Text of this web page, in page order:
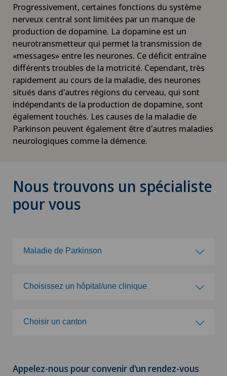
Progressivement, certaines fonctions du système
nerveux central sont limitées par un manque de
production de dopamine. La dopamine est un
neurotransmetteur qui permet la transmission de
«messages» entre les neurones. Ce déficit entraîne
différents troubles de la motricité. Cependant, très
rapidement au cours de la maladie, des neurones
situés dans d'autres régions du cerveau, qui sont
indépendants de la production de dopamine, sont
également touchés. Les causes de la maladie de
Parkinson peuvent également être d'autres maladies
neurologiques comme la démence.
Nous trouvons un spécialiste
pour vous
Maladie de Parkinson
Choisissez un hôpital/une clinique
Clinique de Montchoisi
Choisir un canton
Appelez-nous pour convenir d'un rendez-vous